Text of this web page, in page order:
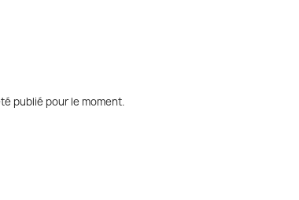
publié pour le moment.